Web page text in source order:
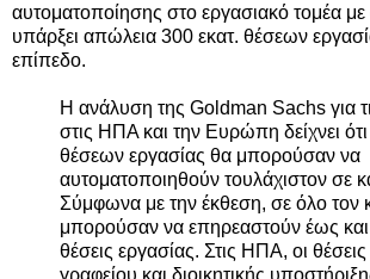
αυτοματοποίησης στο εργασιακό τομέα
υπάρξει απώλεια 300 εκατ. θέσεων
επίπεδο.
Η ανάλυση της Goldman Sachs για
στις ΗΠΑ και την Ευρώπη δείχνει
θέσεων εργασίας θα μπορούσαν να
αυτοματοποιηθούν τουλάχιστον σε
Σύμφωνα με την έκθεση, σε όλο τον
μπορούσαν να επηρεαστούν έως
θέσεις εργασίας. Στις ΗΠΑ, οι
γραφείου και διοικητικής